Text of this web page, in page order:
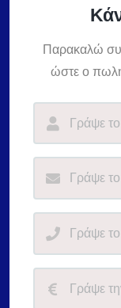
Παρακαλώ
ώστε ο